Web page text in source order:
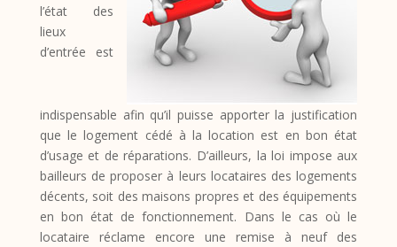
l’état des
lieux
d’entrée est
indispensable afin qu’il puisse apporter la justification
que le logement cédé à la location est en bon état
d’usage et de réparations. D’ailleurs, la loi impose aux
bailleurs de proposer à leurs locataires des logements
décents, soit des maisons propres et des équipements
en bon état de fonctionnement. Dans le cas où le
locataire réclame encore une remise à neuf des